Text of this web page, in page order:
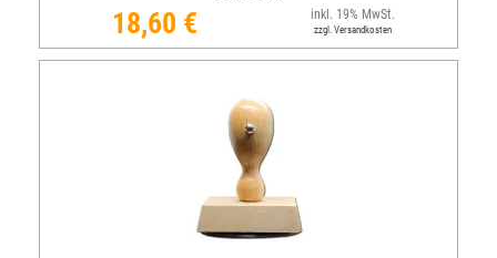
18,60 € inkl. 19% MwSt.
zzgl. Versandkosten